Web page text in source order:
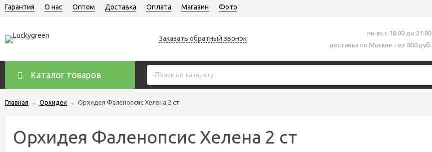
Гарантия О нас Оптом Доставка Оплата Магазин Фото
Заказать обратный звонок
пн-вс с 10:00 до 21:00
доставка по Москве - от 800 руб.
Каталог товаров
Главная → Орхидеи → Орхидея Фаленопсис Хелена 2 ст
Орхидея Фаленопсис Хелена 2 ст